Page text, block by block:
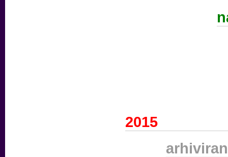
2015